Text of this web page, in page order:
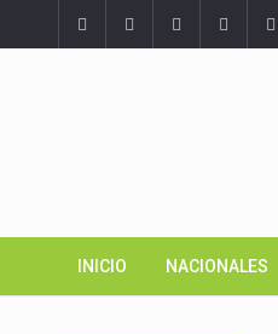
INICIO NACIONALES